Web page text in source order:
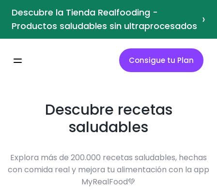
Descubre la Tienda Realfooding -
Productos saludables sin ultraprocesados ›
Consigue tu Plan
Descubre recetas
saludables
Explora más de 200.000 recetas saludables, hechas
con comida real y mejora tu alimentación con la app
MyRealFood💚